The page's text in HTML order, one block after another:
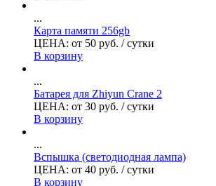
...
Карта памяти 256gb
ЦЕНА: от 50 руб. / сутки
В корзину
...
Батарея для Zhiyun Crane 2
ЦЕНА: от 30 руб. / сутки
В корзину
...
Вспышка (светодиодная лампа)
ЦЕНА: от 40 руб. / сутки
В корзину